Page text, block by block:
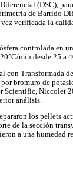
(DSC),
de Barrido
verificada la
controlada en
min desde 25 a
con Transformada
bromuro de
Niccolet
análisis.
los pellets
de la sección
a una humedad